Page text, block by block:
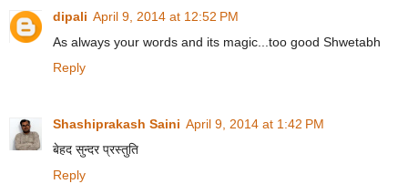
dipali April 9, 2014 at 12:52 PM
As always your words and its magic...too good Shwetabh
Reply
Shashiprakash Saini April 9, 2014 at 1:42 PM
बेहद सुन्दर प्रस्तुति
Reply